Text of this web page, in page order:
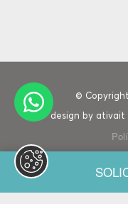
©
design by ativait